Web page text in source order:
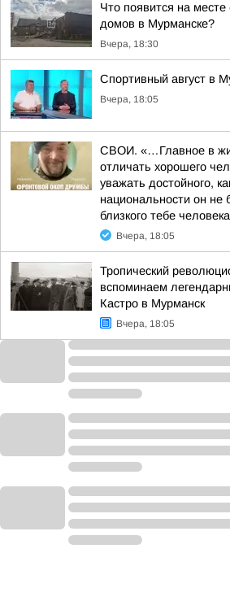
Что появится на
домов в Мурманске?
Вчера, 18:30
Спортивный август в
Вчера, 18:05
СВОИ. «…Главное в
отличать хорошего
уважать достойного,
национальности он не
близкого тебе
Вчера, 18:05
Тропический
вспоминаем
Кастро в Мурманск
Вчера, 18:05